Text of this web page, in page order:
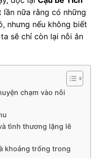
nữa rằng có những
nhưng nếu không biết
sẽ chỉ còn lại nỗi ân
chạm vào nỗi
tình thương lặng lẽ
khoảng trống trong